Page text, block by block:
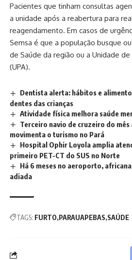
Pacientes que tinham consultas
a unidade após a reabertura para
reagendamento. Em casos de
Semsa é que a população busque
de Saúde da região ou a Unidade
(UPA).
Dentista alerta: hábitos e
dentes das crianças
Atividade física melhora saúde
Terceiro navio de cruzeiro do mês
movimenta o turismo no Pará
Hospital Ophir Loyola amplia
primeiro PET-CT do SUS no Norte
Há 6 meses no aeroporto,
adiada
TAGS: FURTO PARAUAPEBAS SAÚDE